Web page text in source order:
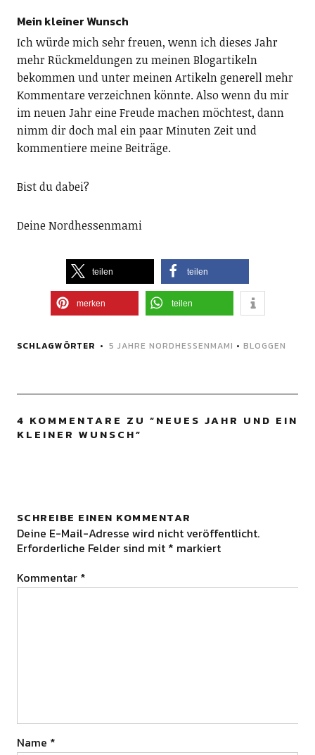
Mein kleiner Wunsch
Ich würde mich sehr freuen, wenn ich dieses Jahr
mehr Rückmeldungen zu meinen Blogartikeln
bekommen und unter meinen Artikeln generell mehr
Kommentare verzeichnen könnte. Also wenn du mir
im neuen Jahr eine Freude machen möchtest, dann
nimm dir doch mal ein paar Minuten Zeit und
kommentiere meine Beiträge.
Bist du dabei?
Deine Nordhessenmami
teilen teilen
merken teilen
SCHLAGWÖRTER 5 JAHRE NORDHESSENMAMI • BLOGGEN
4 KOMMENTARE ZU “NEUES JAHR UND EIN
KLEINER WUNSCH”
SCHREIBE EINEN KOMMENTAR
Deine E-Mail-Adresse wird nicht veröffentlicht.
Erforderliche Felder sind mit * markiert
Kommentar *
Name *